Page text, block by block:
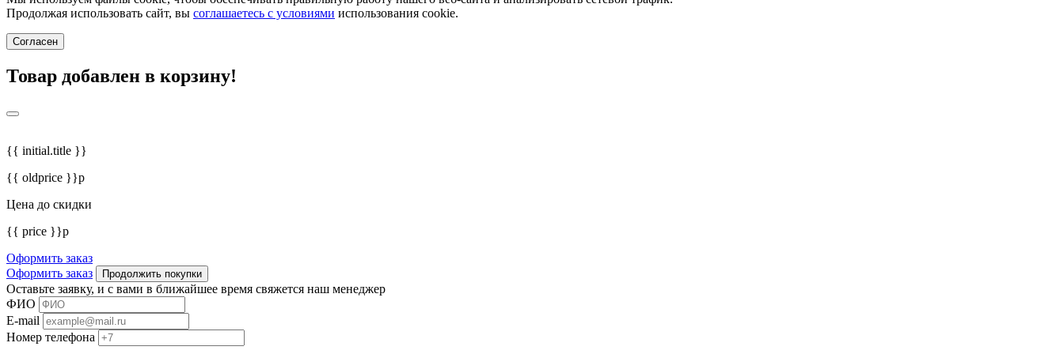
Продолжая использовать сайт, вы соглашаетесь с условиями использования cookie.
Согласен
Товар добавлен в корзину!
{{ initial.title }}
{{ oldprice }}р
Цена до скидки
{{ price }}р
Оформить заказ
Оформить заказ
Продолжить покупки
Оставьте заявку, и с вами в ближайшее время свяжется наш менеджер
ФИО
E-mail
Номер телефона